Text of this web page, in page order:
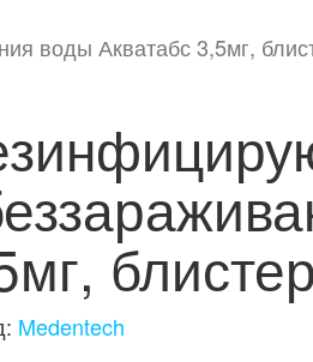
воды Акватабс 3,5мг,
Medentech